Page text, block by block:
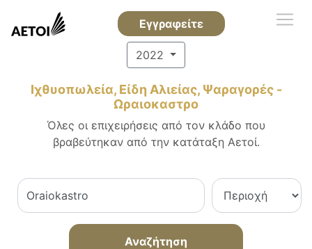
Εγγραφείτε
2022
Ιχθυοπωλεία, Είδη Αλιείας, Ψαραγορές -
Ωραιοκαστρο
Όλες οι επιχειρήσεις από τον κλάδο που
βραβεύτηκαν από την κατάταξη Αετοί.
Αναζήτηση